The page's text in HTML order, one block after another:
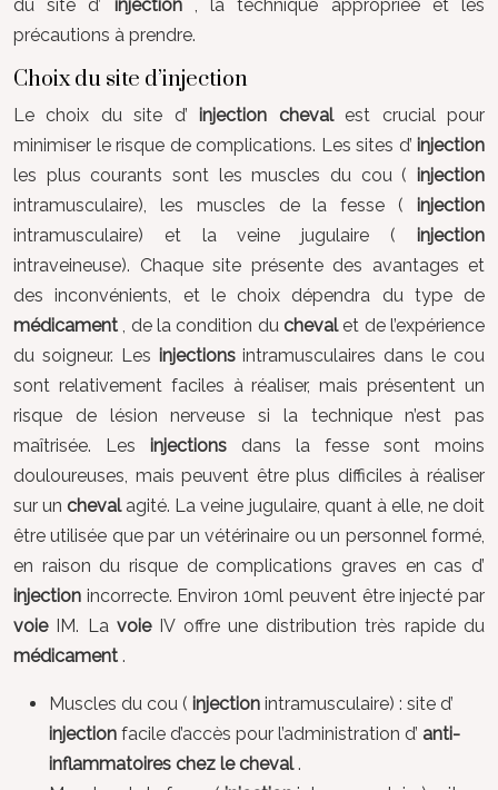
du site d’ injection
, la technique appropriée et les
précautions à prendre.
Choix du site d’injection
Le choix du site d’ injection chevalest crucial pour
minimiser le risque de complications. Les sites d’ injection
les plus courants sont les muscles du cou ( injection
intramusculaire), les muscles de la fesse ( injection
intramusculaire) et la veine jugulaire ( injection
intraveineuse). Chaque site présente des avantages et
des inconvénients, et le choix dépendra du type de
médicament
, de la condition du chevalet de l’expérience
du soigneur. Les injectionsintramusculaires dans le cou
sont relativement faciles à réaliser, mais présentent un
risque de lésion nerveuse si la technique n’est pas
maîtrisée. Les injections dans la fesse sont moins
douloureuses, mais peuvent être plus difficiles à réaliser
sur un cheval agité. La veine jugulaire, quant à elle, ne doit
être utilisée que par un vétérinaire ou un personnel formé,
en raison du risque de complications graves en cas d’
injection incorrecte. Environ 10ml peuvent être injecté par
voie IM. La voie IV offre une distribution très rapide du
médicament .
Muscles du cou ( injection intramusculaire) : site d’
injection facile d’accès pour l’administration d’ anti-
inflammatoires chez le cheval.